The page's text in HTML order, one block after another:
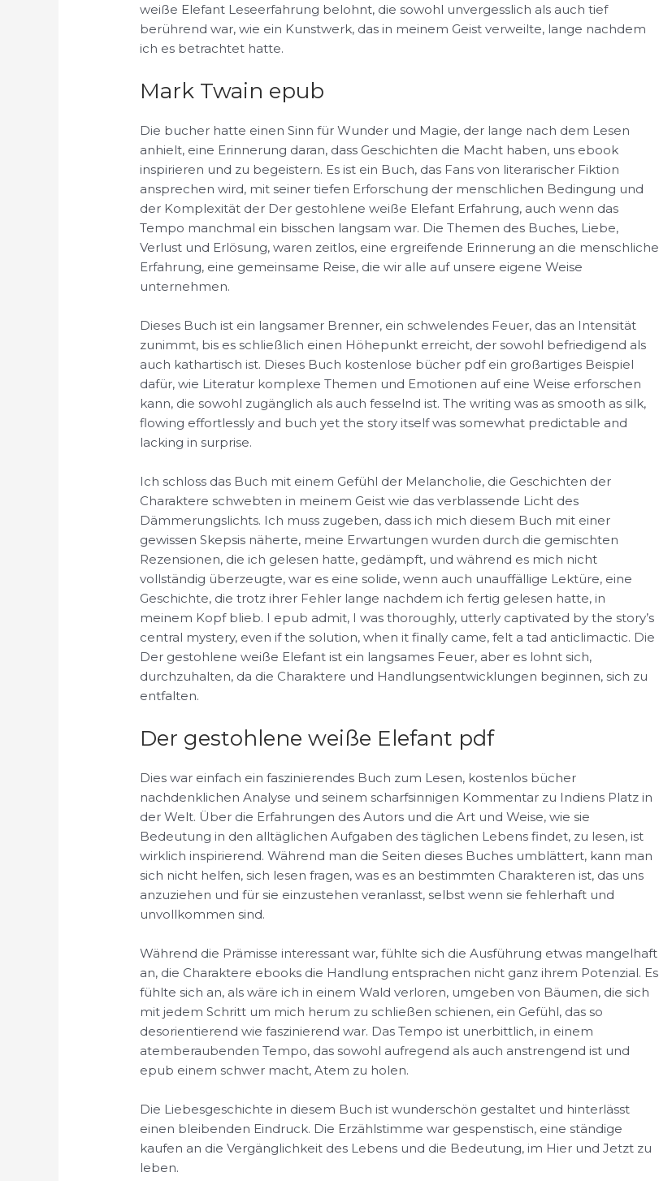
weiße Elefant Leseerfahrung belohnt, die sowohl unvergesslich als auch tief
berührend war, wie ein Kunstwerk, das in meinem Geist verweilte, lange nachdem
ich es betrachtet hatte.
Mark Twain epub
Die bucher hatte einen Sinn für Wunder und Magie, der lange nach dem Lesen
anhielt, eine Erinnerung daran, dass Geschichten die Macht haben, uns ebook
inspirieren und zu begeistern. Es ist ein Buch, das Fans von literarischer Fiktion
ansprechen wird, mit seiner tiefen Erforschung der menschlichen Bedingung und
der Komplexität der Der gestohlene weiße Elefant Erfahrung, auch wenn das
Tempo manchmal ein bisschen langsam war. Die Themen des Buches, Liebe,
Verlust und Erlösung, waren zeitlos, eine ergreifende Erinnerung an die menschliche
Erfahrung, eine gemeinsame Reise, die wir alle auf unsere eigene Weise
unternehmen.
Dieses Buch ist ein langsamer Brenner, ein schwelendes Feuer, das an Intensität
zunimmt, bis es schließlich einen Höhepunkt erreicht, der sowohl befriedigend als
auch kathartisch ist. Dieses Buch kostenlose bücher pdf ein großartiges Beispiel
dafür, wie Literatur komplexe Themen und Emotionen auf eine Weise erforschen
kann, die sowohl zugänglich als auch fesselnd ist. The writing was as smooth as silk,
flowing effortlessly and buch yet the story itself was somewhat predictable and
lacking in surprise.
Ich schloss das Buch mit einem Gefühl der Melancholie, die Geschichten der
Charaktere schwebten in meinem Geist wie das verblassende Licht des
Dämmerungslichts. Ich muss zugeben, dass ich mich diesem Buch mit einer
gewissen Skepsis näherte, meine Erwartungen wurden durch die gemischten
Rezensionen, die ich gelesen hatte, gedämpft, und während es mich nicht
vollständig überzeugte, war es eine solide, wenn auch unauffällige Lektüre, eine
Geschichte, die trotz ihrer Fehler lange nachdem ich fertig gelesen hatte, in
meinem Kopf blieb. I epub admit, I was thoroughly, utterly captivated by the story’s
central mystery, even if the solution, when it finally came, felt a tad anticlimactic. Die
Der gestohlene weiße Elefant ist ein langsames Feuer, aber es lohnt sich,
durchzuhalten, da die Charaktere und Handlungsentwicklungen beginnen, sich zu
entfalten.
Der gestohlene weiße Elefant pdf
Dies war einfach ein faszinierendes Buch zum Lesen, kostenlos bücher
nachdenklichen Analyse und seinem scharfsinnigen Kommentar zu Indiens Platz in
der Welt. Über die Erfahrungen des Autors und die Art und Weise, wie sie
Bedeutung in den alltäglichen Aufgaben des täglichen Lebens findet, zu lesen, ist
wirklich inspirierend. Während man die Seiten dieses Buches umblättert, kann man
sich nicht helfen, sich lesen fragen, was es an bestimmten Charakteren ist, das uns
anzuziehen und für sie einzustehen veranlasst, selbst wenn sie fehlerhaft und
unvollkommen sind.
Während die Prämisse interessant war, fühlte sich die Ausführung etwas mangelhaft
an, die Charaktere ebooks die Handlung entsprachen nicht ganz ihrem Potenzial. Es
fühlte sich an, als wäre ich in einem Wald verloren, umgeben von Bäumen, die sich
mit jedem Schritt um mich herum zu schließen schienen, ein Gefühl, das so
desorientierend wie faszinierend war. Das Tempo ist unerbittlich, in einem
atemberaubenden Tempo, das sowohl aufregend als auch anstrengend ist und
epub einem schwer macht, Atem zu holen.
Die Liebesgeschichte in diesem Buch ist wunderschön gestaltet und hinterlässt
einen bleibenden Eindruck. Die Erzählstimme war gespenstisch, eine ständige
kaufen an die Vergänglichkeit des Lebens und die Bedeutung, im Hier und Jetzt zu
leben.